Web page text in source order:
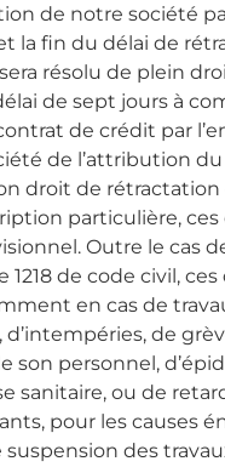
de notre société
la fin du délai de
résolu de plein
de sept jours à
de crédit par
de l’attribution
droit de rétractation
particulière,
Outre le cas
1218 de code civil,
en cas de
de
son personnel,
sanitaire, ou de
pour les causes
suspension des